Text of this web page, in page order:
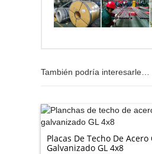
También podría interesarle…
Placas De Techo De
Galvanizado GL 4x8